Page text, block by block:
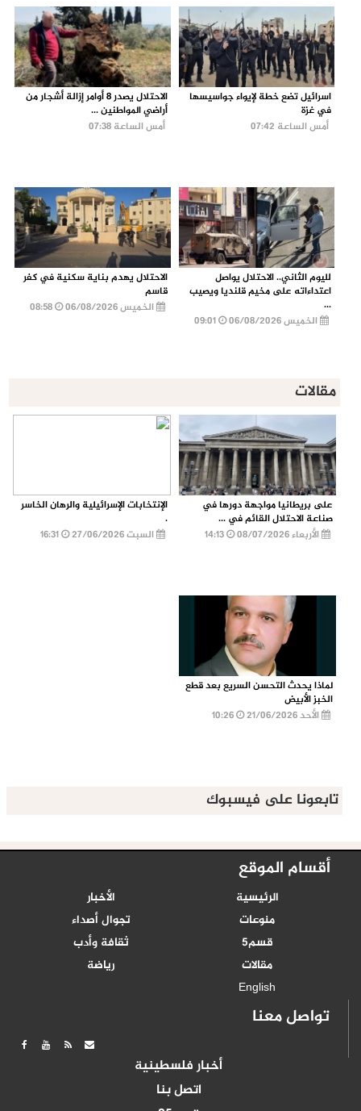
اسرائيل تضع خطة لإيواء جواسيسها
في غزة
أمس الساعة 07:42
الاحتلال يصدر 8 أوامر إزالة أشجار من
أراضي المواطنين ...
أمس الساعة 07:38
لليوم الثاني.. الاحتلال يواصل
اعتداءاته على مخيم قلنديا ويصيب
...
الخميس 06/08/2026
الاحتلال يهدم بناية سكنية في كفر
قاسم
الخميس 06/08/2026
08:58
مقالات
على بريطانيا مواجهة دورها في
صناعة الاحتلال القائم في ...
الأربعاء 08/07/2026
الإنتخابات الإسرائيلية والرهان الخاسر
.
السبت 27/06/2026
16:31
لماذا يحدث التحسن السريع بعد قطع
الخبز الأبيض
الأحد 21/06/2026
تابعونا على فيسبوك
أقسام الموقع
الرئيسية
الأخبار
منوعات
تجوال أصداء
قسم5
ثقافة وأدب
مقالات
رياضة
English
تواصل معنا
أخبار فلسطينية
اتصل بنا